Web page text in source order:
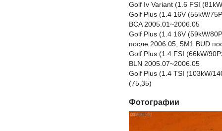
Golf Iv Variant (1.6 FSI
Golf Plus (1.4 16V (55kW/
BCA 2005.01~2006.05
Golf Plus (1.4 16V (59kW/
после 2006.05, 5M1 BUD
Golf Plus (1.4 FSI (66kW/
BLN 2005.07~2006.05
Golf Plus (1.4 TSI (103kW/
(75,35)
Фотографии